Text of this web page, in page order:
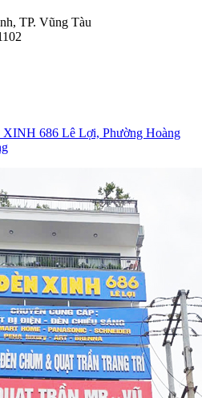
TP. Vũng Tàu
XINH 686 Lê Lợi, Phường Hoàng